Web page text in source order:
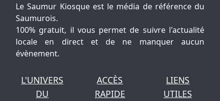
Le Saumur Kiosque est le média de référence du
Saumurois.
100% gratuit, il vous permet de suivre l'actualité
locale en direct et de ne manquer aucun
évènement.
L'UNIVERS
DU
ACCÈS
RAPIDE
LIENS
UTILES